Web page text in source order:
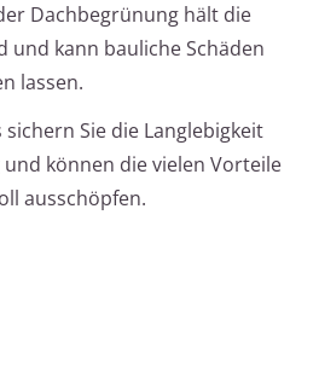
Dachbegrünung hält die
und kann bauliche Schäden
lassen.
Sie die Langlebigkeit
können die vielen Vorteile
ausschöpfen.